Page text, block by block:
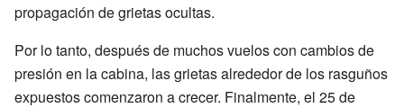
propagación de grietas ocultas.
Por lo tanto, después de muchos vuelos con cambios de
presión en la cabina, las grietas alrededor de los rasguños
expuestos comenzaron a crecer. Finalmente, el 25 de